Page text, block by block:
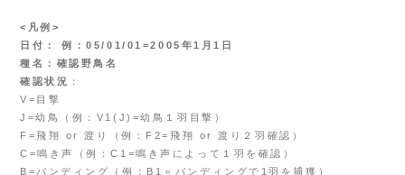
<凡例>
日付： 例：05/01/01=2005年1月1日
種名：確認野鳥名
確認状況
：
V=目撃
J=幼鳥（例：V1(J)=幼鳥１羽目撃）
F=飛翔 or 渡り（例：F2=飛翔 or 渡り２羽確認）
C=鳴き声（例：C1=鳴き声によって１羽を確認）
B=バンディング（例：B1＝バンディングで1羽を捕獲）